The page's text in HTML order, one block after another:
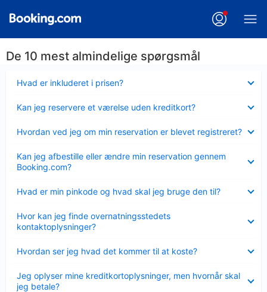
De 10 mest almindelige spørgsmål
Hvad er inkluderet i prisen?
Kan jeg reservere et værelse uden kreditkort?
Hvordan ved jeg om min reservation er blevet registreret?
Kan jeg afbestille eller ændre min reservation gennem
Booking.com?
Hvad er min pinkode og hvad skal jeg bruge den til?
Hvor kan jeg finde overnatningsstedets
kontaktoplysninger?
Hvordan ser jeg hvad det kommer til at koste?
Jeg oplyser mine kreditkortoplysninger, men hvornår skal
jeg betale?